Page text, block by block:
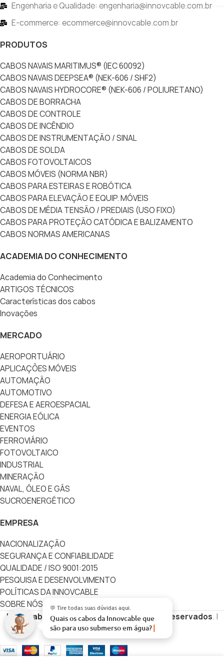
💬 Tire todas suas dúvidas aqui.
Quais os cabos da Innovcable que
são para uso submerso em água?
Engenharia e Qualidade: engenharia@innovcable.com.br
E-commerce: ecommerce@innovcable.com.br
PRODUTOS
CABOS NAVAIS MARITIMUS® (IEC 60092)
CABOS NAVAIS DEEPSEA® (NEK-606 / SHF2)
CABOS NAVAIS HYDROCORE® (NEK-606 / POLIURETANO)
CABOS DE BORRACHA
CABOS DE CONTROLE
CABOS DE INCÊNDIO
CABOS DE INSTRUMENTAÇÃO / SINAL
CABOS DE SOLDA
CABOS FOTOVOLTAICOS
CABOS MÓVEIS (NORMA NBR)
CABOS PARA ESTEIRAS E ROBÓTICA
CABOS PARA ELEVAÇÃO E EQUIP. MÓVEIS
CABOS DE MÉDIA TENSÃO / PREDIAIS (USO FIXO)
CABOS PARA PROTEÇÃO CATÓDICA E BALIZAMENTO
CABOS NORMAS AMERICANAS
ACADEMIA DO CONHECIMENTO
Academia do Conhecimento
ARTIGOS TÉCNICOS
Características dos cabos
Inovações
MERCADO
AEROPORTUÁRIO
APLICAÇÕES MÓVEIS
AUTOMAÇÃO
AUTOMOTIVO
DEFESA E AEROESPACIAL
ENERGIA EÓLICA
EVENTOS
FERROVIÁRIO
FOTOVOLTAICO
INDUSTRIAL
MINERAÇÃO
NAVAL, ÓLEO E GÁS
SUCROENERGÉTICO
EMPRESA
NACIONALIZAÇÃO
SEGURANÇA E CONFIABILIDADE
QUALIDADE / ISO 9001:2015
PESQUISA E DESENVOLVIMENTO
POLÍTICAS DA INNOVCABLE
SOBRE NÓS
Innovcable Copyright Todos os direitos reservados. |
Desenvolvido porVértice Digital